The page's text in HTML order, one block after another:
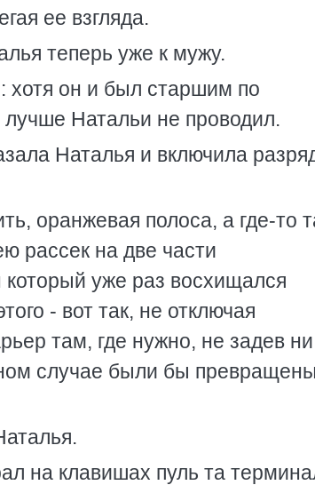
ее взгляда.
теперь уже к мужу.
хотя он и был старшим по
Натальи не проводил.
Наталья и включила
оранжевая полоса, а где-то
рассек на две части
уже раз восхищался
- вот так, не отключая
там, где нужно, не задев ни
случае были бы превращены
на клавишах пуль та